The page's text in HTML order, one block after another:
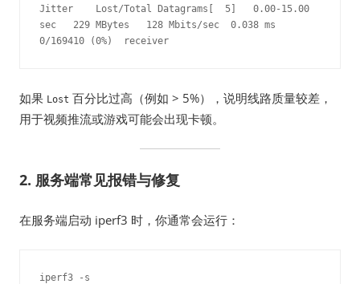
Jitter    Lost/Total Datagrams[  5]   0.00-15.00
sec   229 MBytes   128 Mbits/sec  0.038 ms
0/169410 (0%)  receiver
如果 Lost 百分比过高（例如 > 5%），说明线路质量较差，
用于视频推流或游戏可能会出现卡顿。
2. 服务端常见报错与修复
在服务端启动 iperf3 时，你通常会运行：
iperf3 -s